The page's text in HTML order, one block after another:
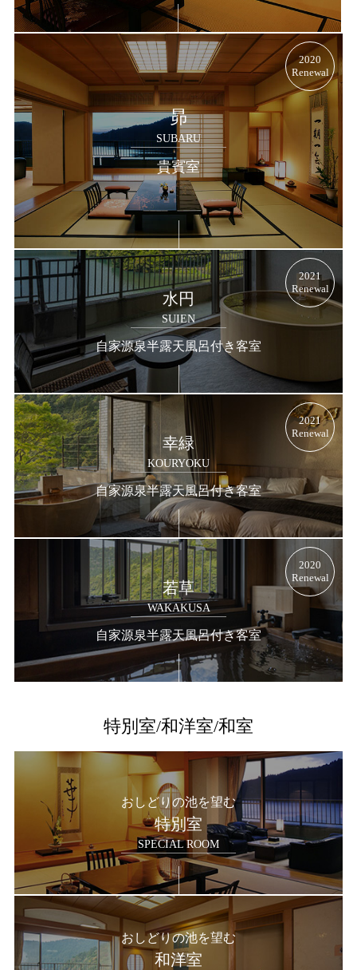
2020
Renewal
昴
SUBARU
貴賓室
2021
Renewal
水円
SUIEN
自家源泉半露天風呂付き客室
2021
Renewal
幸緑
KOURYOKU
自家源泉半露天風呂付き客室
2020
Renewal
若草
WAKAKUSA
自家源泉半露天風呂付き客室
特別室/和洋室/和室
おしどりの池を望む
特別室
SPECIAL ROOM
おしどりの池を望む
和洋室